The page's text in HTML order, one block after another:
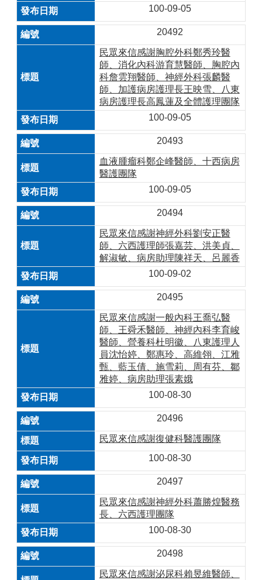
100-09-05
20492
民眾來信感謝胸腔外科鄭秀玲醫
師、消化內科游育慧醫師、胸腔內
科詹雲翔醫師、神經外科張麟醫
師、加護病房護理長王映雪、八東
病房護理長高鳳蓮及全體護理團隊
100-09-05
20493
血液腫瘤科鄭企峰醫師、十西病房
醫護團隊
100-09-05
20494
民眾來信感謝神經外科劉安正醫
師、六西護理師張嘉芸、洪美貞、
解淑敏、病房助理陳祥天、呂麗香
100-09-02
20495
民眾來信感謝一般內科王喬弘醫
師、王舜禾醫師、神經內科李育峻
醫師、營養科杜明徽、八東護理人
員沈怡婷、鄭惠玲、高維翎、江雅
甄、藍玉倩、施雪莉、周有芬、鄒
雅婷、病房助理張素娥
100-08-30
20496
民眾來信感謝復健科醫護團隊
100-08-30
20497
民眾來信感謝神經外科蕭勝煌醫務
長、六西護理團隊
100-08-30
20498
民眾來信感謝泌尿科賴昱維醫師、